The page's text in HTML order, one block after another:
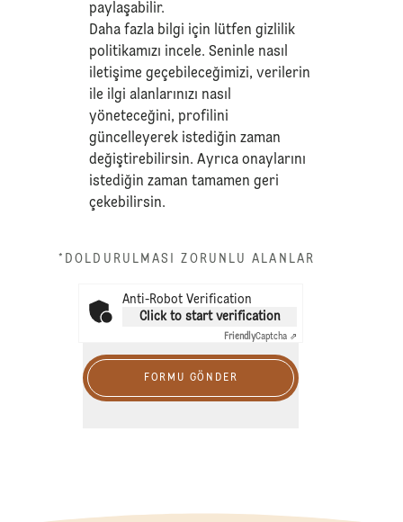
paylaşabilir.
Daha fazla bilgi için lütfengizlilik
politikamızı incele. Seninle nasıl
iletişime geçebileceğimizi, verilerin
ile ilgi alanlarınızı nasıl
yöneteceğini, profilini
güncelleyerek istediğin zaman
değiştirebilirsin. Ayrıca onaylarını
istediğin zaman tamamen geri
çekebilirsin.
*DOLDURULMASI ZORUNLU ALANLAR
Anti-Robot Verification
Click to start verification
FriendlyCaptcha ⇗
FORMU GÖNDER